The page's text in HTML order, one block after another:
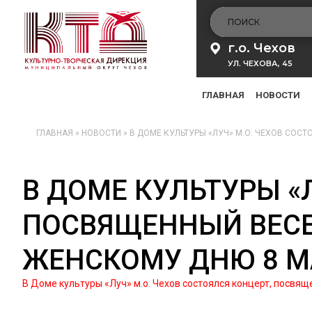
г.о. Чехов
УЛ. ЧЕХОВА, 45
ГЛАВНАЯ НОВОСТИ
ГЛАВНАЯ » НОВОСТИ » В ДОМЕ КУЛЬТУРЫ «ЛУЧ» М.О. ЧЕХОВ
В ДОМЕ КУЛЬТУРЫ
ПОСВЯЩЕННЫЙ
ЖЕНСКОМУ ДНЮ 8
В Доме культуры «Луч» м.о. Чехов состоялся концерт,